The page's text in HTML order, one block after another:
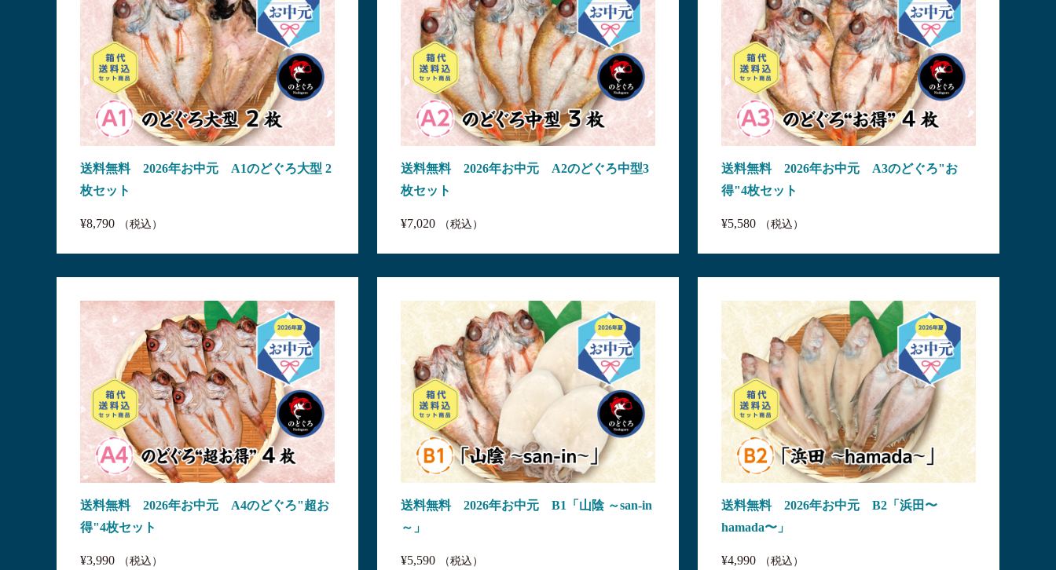
送料無料 2026年お中元 A1のどぐろ大型 2
枚セット
¥8,790 （税込）
送料無料 2026年お中元 A2のどぐろ中型3
枚セット
¥7,020 （税込）
送料無料 2026年お中元 A3のどぐろ"お
得"4枚セット
¥5,580 （税込）
送料無料 2026年お中元 A4のどぐろ"超お
得"4枚セット
¥3,990 （税込）
送料無料 2026年お中元 B1「山陰 ～san-in
～」
¥5,590 （税込）
送料無料 2026年お中元 B2「浜田〜
hamada〜」
¥4,990 （税込）